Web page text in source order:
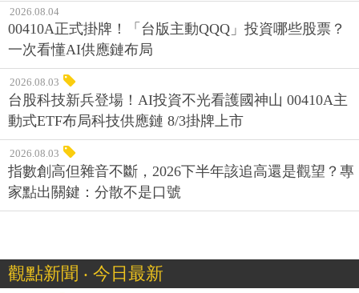
2026.08.04
00410A正式掛牌！「台版主動QQQ」投資哪些股票？
一次看懂AI供應鏈布局
2026.08.03
台股科技新兵登場！AI投資不光看護國神山 00410A主
動式ETF布局科技供應鏈 8/3掛牌上市
2026.08.03
指數創高但雜音不斷，2026下半年該追高還是觀望？專
家點出關鍵：分散不是口號
觀點新聞 ‧ 今日最新